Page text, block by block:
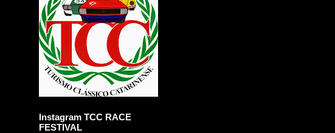
Instagram TCC RACE
FESTIVAL